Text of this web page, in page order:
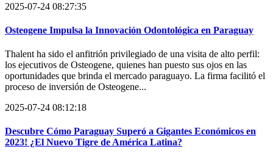
2025-07-24 08:27:35
Osteogene Impulsa la Innovación Odontológica en Paraguay
Thalent ha sido el anfitrión privilegiado de una visita de alto perfil:
los ejecutivos de Osteogene, quienes han puesto sus ojos en las
oportunidades que brinda el mercado paraguayo. La firma facilitó el
proceso de inversión de Osteogene...
2025-07-24 08:12:18
Descubre Cómo Paraguay Superó a Gigantes Económicos en
2023! ¿El Nuevo Tigre de América Latina?